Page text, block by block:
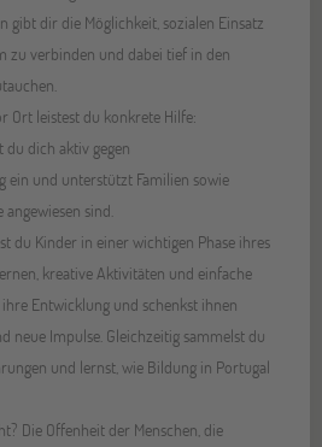
gibt dir die Möglichkeit, sozialen Einsatz
zu verbinden und dabei tief in den
Ort leistest du konkrete Hilfe:
dich aktiv gegen
ein und unterstützt Familien sowie
sind.
du Kinder in einer wichtigen Phase ihres
kreative Aktivitäten und einfache
Entwicklung und schenkst ihnen
neue Impulse. Gleichzeitig sammelst du
und lernst, wie Bildung in Portugal
Die Offenheit der Menschen, die